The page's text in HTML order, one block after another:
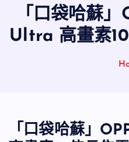
「口袋哈蘇
Ultra 高畫素
「口袋哈蘇」